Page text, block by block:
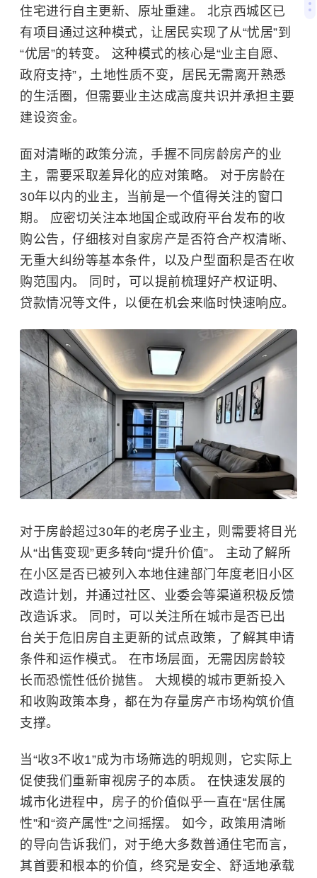
住宅进行自主更新、原址重建。 北京西城区已
有项目通过这种模式，让居民实现了从“忧居”到
“优居”的转变。 这种模式的核心是“业主自愿、
政府支持”，土地性质不变，居民无需离开熟悉
的生活圈，但需要业主达成高度共识并承担主要
建设资金。
面对清晰的政策分流，手握不同房龄房产的业
主，需要采取差异化的应对策略。 对于房龄在
30年以内的业主，当前是一个值得关注的窗口
期。 应密切关注本地国企或政府平台发布的收
购公告，仔细核对自家房产是否符合产权清晰、
无重大纠纷等基本条件，以及户型面积是否在收
购范围内。 同时，可以提前梳理好产权证明、
贷款情况等文件，以便在机会来临时快速响应。
对于房龄超过30年的老房子业主，则需要将目光
从“出售变现”更多转向“提升价值”。 主动了解所
在小区是否已被列入本地住建部门年度老旧小区
改造计划，并通过社区、业委会等渠道积极反馈
改造诉求。 同时，可以关注所在城市是否已出
台关于危旧房自主更新的试点政策，了解其申请
条件和运作模式。 在市场层面，无需因房龄较
长而恐慌性低价抛售。 大规模的城市更新投入
和收购政策本身，都在为存量房产市场构筑价值
支撑。
当“收3不收1”成为市场筛选的明规则，它实际上
促使我们重新审视房子的本质。 在快速发展的
城市化进程中，房子的价值似乎一直在“居住属
性”和“资产属性”之间摇摆。 如今，政策用清晰
的导向告诉我们，对于绝大多数普通住宅而言，
其首要和根本的价值，终究是安全、舒适地承载